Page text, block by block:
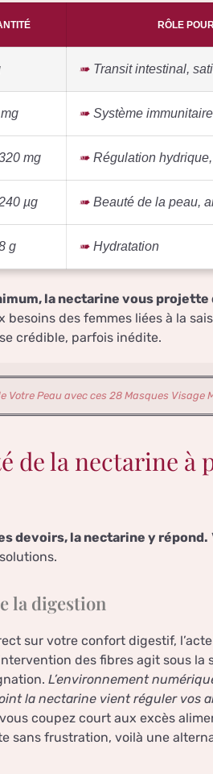
RÔLE
Transit intestinal,
Système
mg Régulation
µg Beauté de la peau,
g Hydratation
la nectarine vous projette
besoins des femmes liées à la
crédible, parfois inédite.
Votre Peau avec ces 28 Masques Visage
de la nectarine
devoirs, la nectarine y répond.
la digestion
sur votre confort digestif,
des fibres agit sous la
L’environnement
la nectarine vient réguler vos
coupez court aux excès
sans frustration, voilà une